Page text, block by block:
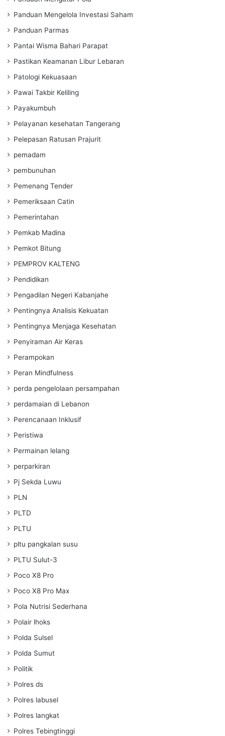
Panduan Mengelola Investasi Saham
Panduan Parmas
Pantai Wisma Bahari Parapat
Pastikan Keamanan Libur Lebaran
Patologi Kekuasaan
Pawai Takbir Keliling
Payakumbuh
Pelayanan kesehatan Tangerang
Pelepasan Ratusan Prajurit
pemadam
pembunuhan
Pemenang Tender
Pemeriksaan Catin
Pemerintahan
Pemkab Madina
Pemkot Bitung
PEMPROV KALTENG
Pendidikan
Pengadilan Negeri Kabanjahe
Pentingnya Analisis Kekuatan
Pentingnya Menjaga Kesehatan
Penyiraman Air Keras
Perampokan
Peran Mindfulness
perda pengelolaan persampahan
perdamaian di Lebanon
Perencanaan Inklusif
Peristiwa
Permainan lelang
perparkiran
Pj Sekda Luwu
PLN
PLTD
PLTU
pltu pangkalan susu
PLTU Sulut-3
Poco X8 Pro
Poco X8 Pro Max
Pola Nutrisi Sederhana
Polair lhoks
Polda Sulsel
Polda Sumut
Politik
Polres ds
Polres labusel
Polres langkat
Polres Tebingtinggi